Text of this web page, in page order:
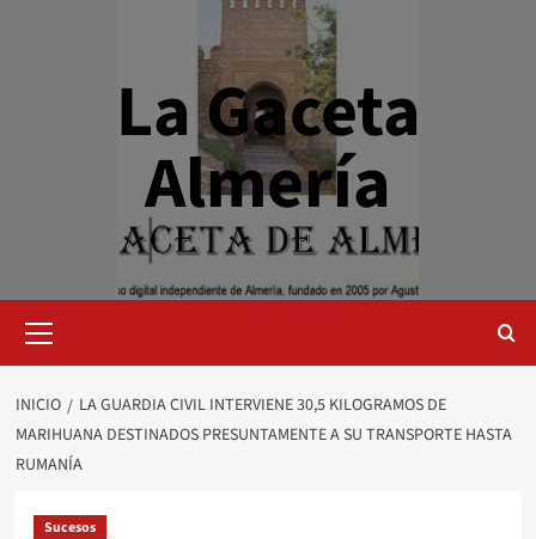
La Gaceta
Almería
primario
INICIO
LA GUARDIA CIVIL INTERVIENE 30,5 KILOGRAMOS DE
MARIHUANA DESTINADOS PRESUNTAMENTE A SU TRANSPORTE HASTA
RUMANÍA
Sucesos